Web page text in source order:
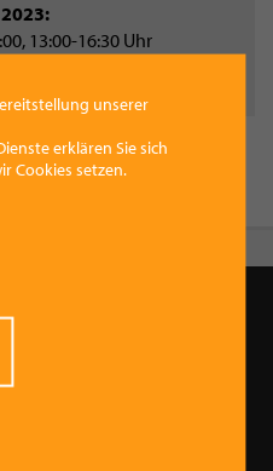
13:00-16:30 Uhr
ist, die wirtschaftliche
wollen die Attraktivität der
in der Region
Aktionen und
unserer
erklären Sie sich
Cookies setzen.